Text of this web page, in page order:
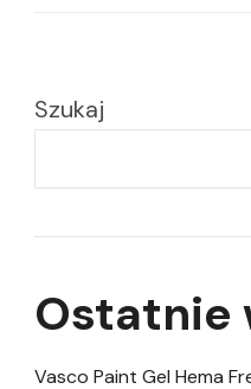
Szukaj
Ostatnie
Vasco Paint Gel Hema